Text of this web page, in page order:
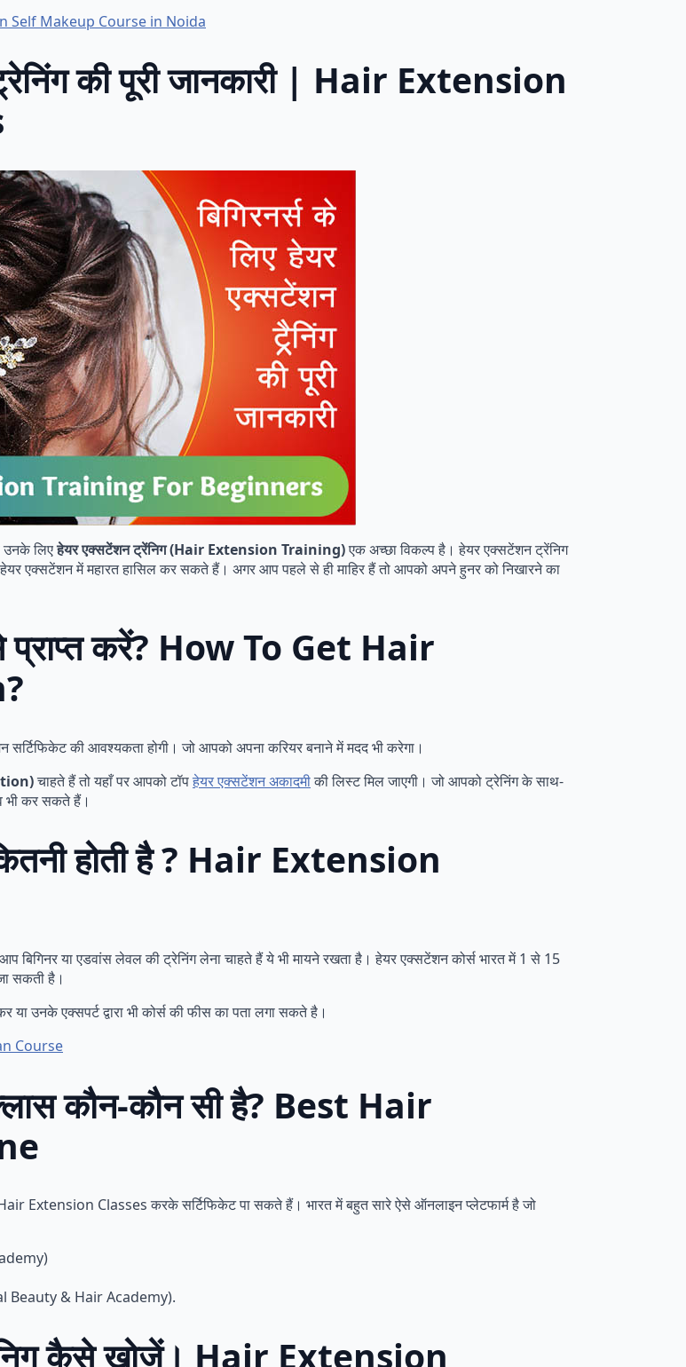
Self Makeup Course in Noida
की पूरी जानकारी | Hair Extension
उनके लिएहेयरएक्सटेंशनट्रेंनिग (Hair Extension Training)एक अच्छा विकल्प है। हेयर एक्सटेंशन ट्रेंनिग
हेयर एक्सटेंशन में महारत हासिल कर सकते हैं। अगर आप पहले से ही माहिर हैं तो आपको अपने हुनर को निखारने का
करें? How To Get Hair
की आवश्यकता होगी। जो आपको अपना करियर बनाने में मदद भी करेगा।
चाहते हैं तो यहाँ पर आपको टॉपहेयर एक्सटेंशन अकादमीकी लिस्ट मिल जाएगी। जो आपको ट्रेनिंग के साथ-
भी कर सकते हैं।
होती है ? Hair Extension
बिगिनर या एडवांस लेवल की ट्रेनिंग लेना चाहते हैं ये भी मायने रखता है। हेयर एक्सटेंशन कोर्स भारत में 1 से 15
सकती है।
उनके एक्सपर्ट द्वारा भी कोर्स की फीस का पता लगा सकते है।
Course
कौन-कौन सी है? Best Hair
Extension Classes करके सर्टिफिकेट पा सकते हैं। भारत में बहुत सारे ऐसे ऑनलाइन प्लेटफार्म है जो
Beauty & Hair Academy).
कैसे खोजें। Hair Extension